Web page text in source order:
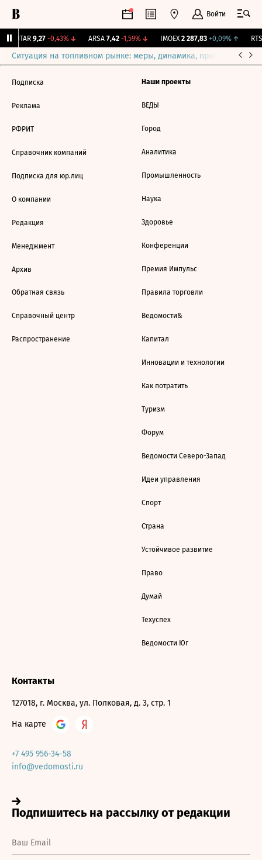
Войти
UTAR 9,27 -0,43%↓ ARSA 7,42 -1,59%↓ IMOEX 2 287,83 +0,09%↑ RTSI
Ситуация на топливном рынке: меры, динамика, прогнозы
Подписка
Реклама
РФРИТ
Справочник компаний
Подписка для юр.лиц
О компании
Редакция
Менеджмент
Архив
Обратная связь
Справочный центр
Распространение
Наши проекты
ВЕДЫ
Город
Аналитика
Промышленность
Наука
Здоровье
Конференции
Премия Импульс
Правила торговли
Ведомости&
Капитал
Инновации и технологии
Как потратить
Туризм
Форум
Ведомости Северо-Запад
Идеи управления
Спорт
Страна
Устойчивое развитие
Право
Думай
Техуспех
Ведомости Юг
Контакты
127018, г. Москва, ул. Полковая, д. 3, стр. 1
На карте
+7 495 956-34-58
info@vedomosti.ru